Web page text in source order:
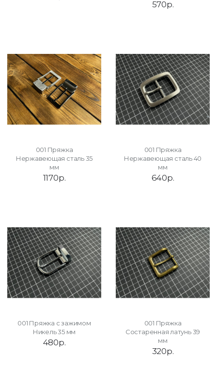
570р.
001 Пряжка
Нержавеющая сталь 35
мм
1170р.
001 Пряжка
Нержавеющая сталь 40
мм
640р.
001 Пряжка с зажимом
Никель 35 мм
480р.
001 Пряжка
Состаренная латунь 39
мм
320р.